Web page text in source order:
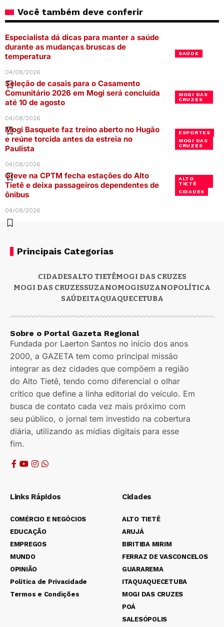
Você também deve conferir
SAÚDE
Especialista dá dicas para manter a saúde
durante as mudanças bruscas de
temperatura
04/08/2026
MOGI DAS
CRUZES
Seleção de casais para o Casamento
Comunitário 2026 em Mogi será concluída
até 10 de agosto
04/08/2026
ESPORTES
MOGI DAS
CRUZES
Mogi Basquete faz treino aberto no Hugão
e reúne torcida antes da estreia no
Paulista
04/08/2026
ALTO
TIETÊ
CIDADES
Greve na CPTM fecha estações do Alto
Tietê e deixa passageiros dependentes de
ônibus
04/08/2026
Principais Categorias
CIDADESALTO TIETÊMOGI DAS CRUZES
MOGI DAS CRUZESSUZANOMOGISUZANOPOLÍTICA
SAÚDEITAQUAQUECETUBA
Sobre o Portal Gazeta Regional
Fundada por Laerton Santos no início dos anos
2000, a GAZETA tem como principal missão
integrar as dez cidades que compõem a região
do Alto Tietê, tendo como diferencial o olhar
crítico que define a linha editorial do veículo. Em
busca de contato cada vez mais próximo com
seu público, o jornal tem investido na cobertura
diária, utilizando as mídias digitais para esse
fim.
Links Rápidos
COMÉRCIO E NEGÓCIOS
EDUCAÇÃO
EMPREGOS
MUNDO
OPINIÃO
Política de Privacidade
Termos e Condições
Cidades
ALTO TIETÊ
ARUJÁ
BIRITIBA MIRIM
FERRAZ DE VASCONCELOS
GUARAREMA
ITAQUAQUECETUBA
MOGI DAS CRUZES
POÁ
SALESÓPOLIS